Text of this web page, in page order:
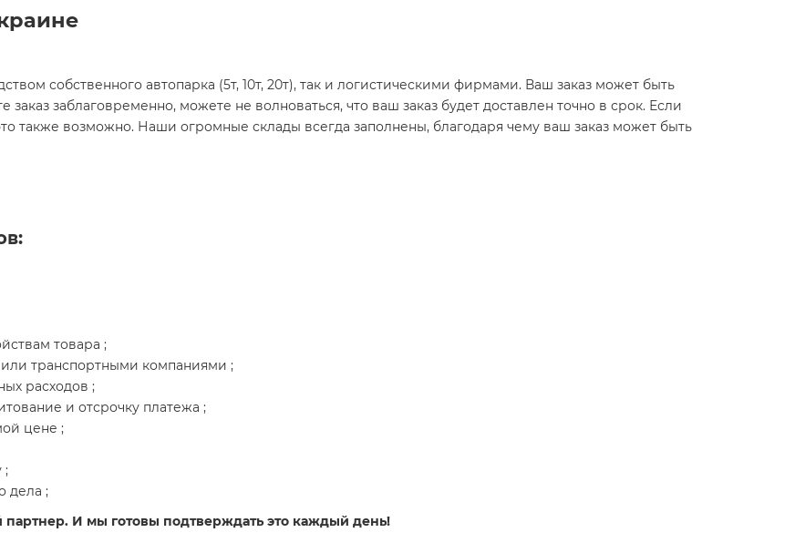
собственного автопарка (5т, 10т, 20т), так и логистическими фирмами. Ваш заказ может быть
заблаговременно, можете не волноваться, что ваш заказ будет доставлен точно в срок. Если
также возможно. Наши огромные склады всегда заполнены, благодаря чему ваш заказ может быть
товара ;
транспортными компаниями ;
расходов ;
и отсрочку платежа ;
цене ;
;
дела ;
И мы готовы подтверждать это каждый день!